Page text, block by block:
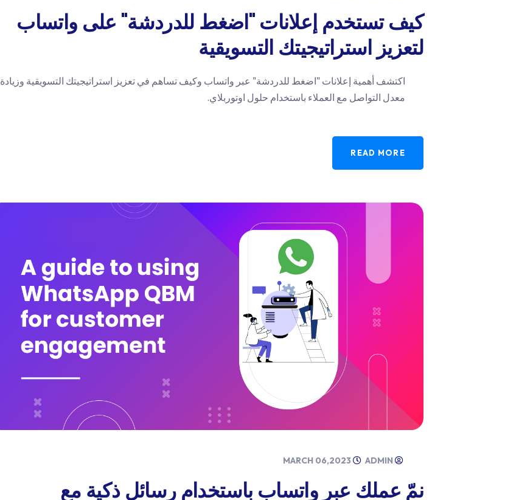
كيف تستخدم إعلانات "اضغط للدردشة" على واتساب
لتعزيز استراتيجيتك التسويقية
اكتشف أهمية إعلانات "اضغط للدردشة" عبر واتساب وكيف تساهم في تعزيز استراتيجيتك التسويقية وزيادة
معدل التواصل مع العملاء باستخدام حلول اوتوربلاي.
READ MORE
نمّ عملك عبر واتساب باستخدام رسائل ذكية مع